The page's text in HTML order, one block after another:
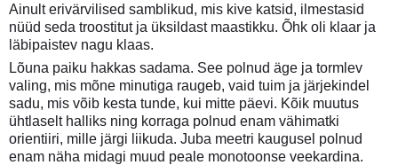
Ainult erivärvilised samblikud, mis kive katsid, ilmestasid
nüüd seda troostitut ja üksildast maastikku. Õhk oli klaar ja
läbipaistev nagu klaas.
Lõuna paiku hakkas sadama. See polnud äge ja tormlev
valing, mis mõne minutiga raugeb, vaid tuim ja järjekindel
sadu, mis võib kesta tunde, kui mitte päevi. Kõik muutus
ühtlaselt halliks ning korraga polnud enam vähimatki
orientiiri, mille järgi liikuda. Juba meetri kaugusel polnud
enam näha midagi muud peale monotoonse veekardina.